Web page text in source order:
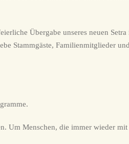
Übergabe unseres neuen
Stammgäste, Familienmitglieder
Um Menschen, die immer wieder